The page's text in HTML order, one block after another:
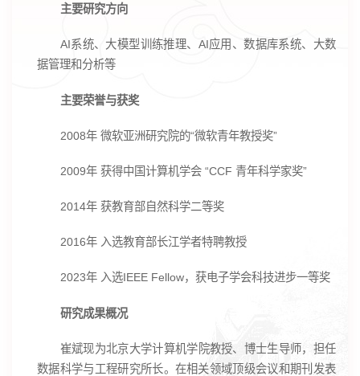
主要研究方向
AI系统、大模型训练推理、AI应用、数据库系统、大数
据管理和分析等
主要荣誉与获奖
2008年 微软亚洲研究院的“微软青年教授奖”
2009年 获得中国计算机学会 “CCF 青年科学家奖”
2014年 获教育部自然科学二等奖
2016年 入选教育部长江学者特聘教授
2023年 入选IEEE Fellow，获电子学会科技进步一等奖
研究成果概况
崔斌现为北京大学计算机学院教授、博士生导师，担任
数据科学与工程研究所长。在相关领域顶级会议和期刊发表